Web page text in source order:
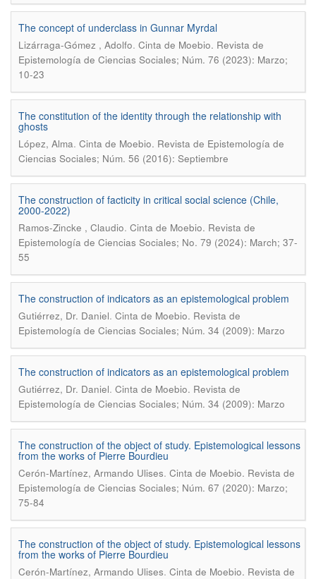
The concept of underclass in Gunnar Myrdal
Lizárraga-Gómez , Adolfo. Cinta de Moebio. Revista de
Epistemología de Ciencias Sociales; Núm. 76 (2023): Marzo;
10-23
The constitution of the identity through the relationship with
ghosts
López, Alma. Cinta de Moebio. Revista de Epistemología de
Ciencias Sociales; Núm. 56 (2016): Septiembre
The construction of facticity in critical social science (Chile,
2000-2022)
Ramos-Zincke , Claudio. Cinta de Moebio. Revista de
Epistemología de Ciencias Sociales; No. 79 (2024): March; 37-
55
The construction of indicators as an epistemological problem
Gutiérrez, Dr. Daniel. Cinta de Moebio. Revista de
Epistemología de Ciencias Sociales; Núm. 34 (2009): Marzo
The construction of indicators as an epistemological problem
Gutiérrez, Dr. Daniel. Cinta de Moebio. Revista de
Epistemología de Ciencias Sociales; Núm. 34 (2009): Marzo
The construction of the object of study. Epistemological lessons
from the works of Pierre Bourdieu
Cerón-Martínez, Armando Ulises. Cinta de Moebio. Revista de
Epistemología de Ciencias Sociales; Núm. 67 (2020): Marzo;
75-84
The construction of the object of study. Epistemological lessons
from the works of Pierre Bourdieu
Cerón-Martínez, Armando Ulises. Cinta de Moebio. Revista de